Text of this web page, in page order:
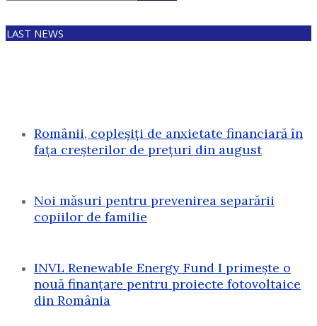
LAST NEWS
Românii, copleșiți de anxietate financiară în
fața creșterilor de prețuri din august
Noi măsuri pentru prevenirea separării
copiilor de familie
INVL Renewable Energy Fund I primește o
nouă finanțare pentru proiecte fotovoltaice
din România